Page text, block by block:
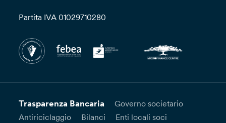
Partita IVA 01029710280
Trasparenza Bancaria
Governo societario
Antiriciclaggio
Bilanci
Enti locali soci